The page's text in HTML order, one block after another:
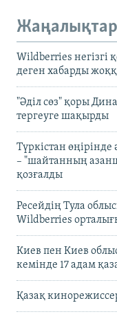
Жаңалықтар
Wildberries
деген хабарды
"Әділ сөз" қоры
тергеуге шақырды
Түркістан
– "шайтанның
қозғалды
Ресейдің Тула
Wildberries
Киев пен Киев
кемінде 17 адам
Қазақ